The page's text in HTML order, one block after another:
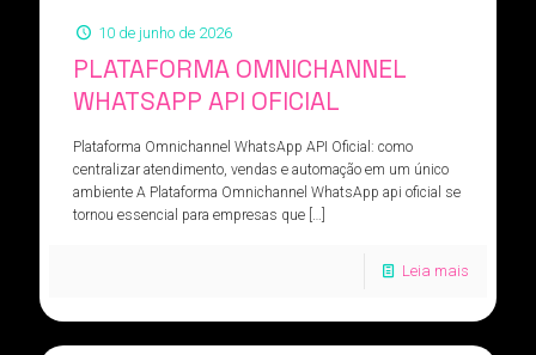
10 de junho de 2026
PLATAFORMA OMNICHANNEL
WHATSAPP API OFICIAL
Plataforma Omnichannel WhatsApp API Oficial: como
centralizar atendimento, vendas e automação em um único
ambiente A Plataforma Omnichannel WhatsApp api oficial se
tornou essencial para empresas que[…]
Leia mais